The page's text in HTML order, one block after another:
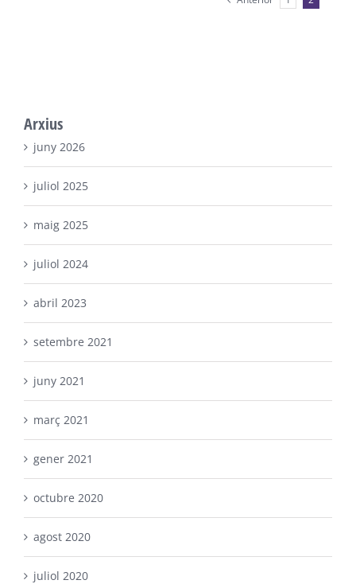
Arxius
juny 2026
juliol 2025
maig 2025
juliol 2024
abril 2023
setembre 2021
juny 2021
març 2021
gener 2021
octubre 2020
agost 2020
juliol 2020